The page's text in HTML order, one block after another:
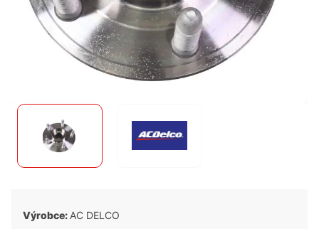
Výrobce: AC DELCO